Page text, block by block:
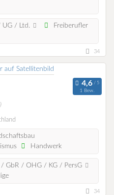
UG / Ltd.
Freiberufler
34
1 Bew.
Handwerk
/ GbR / OHG / KG / PersG
34